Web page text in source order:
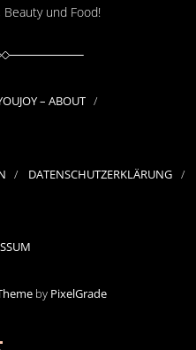
und Food!
– ABOUT
DATENSCHUTZERKLÄRUNG
by PixelGrade